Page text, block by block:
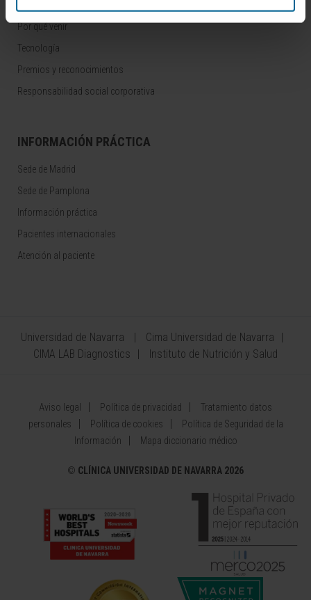
Por qué venir
Tecnología
Premios y reconocimientos
Responsabilidad social corporativa
INFORMACIÓN PRÁCTICA
Sede de Madrid
Sede de Pamplona
Información práctica
Pacientes internacionales
Atención al paciente
Universidad de Navarra
Cima Universidad de Navarra
CIMA LAB Diagnostics
Instituto de Nutrición y Salud
Aviso legal Política de privacidad
Tratamiento datos
personales
Política de cookies
Política de Seguridad de la
Información
Mapa diccionario médico
© CLÍNICA UNIVERSIDAD DE NAVARRA 2026